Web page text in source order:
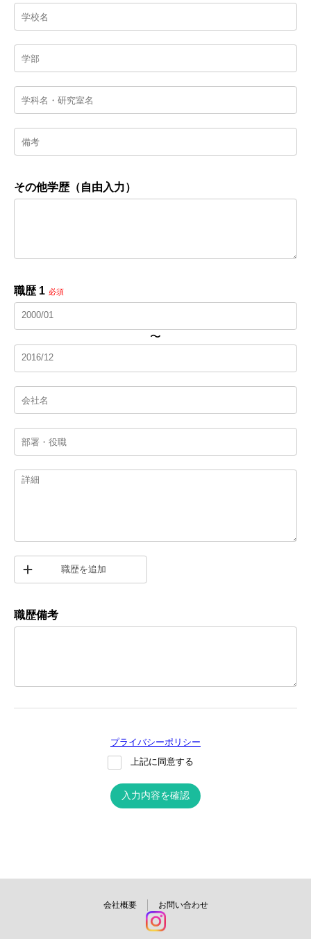
その他学歴（自由入力）
職歴 1 必須
〜
職歴を追加
職歴備考
プライバシーポリシー
上記に同意する
入力内容を確認
会社概要 お問い合わせ